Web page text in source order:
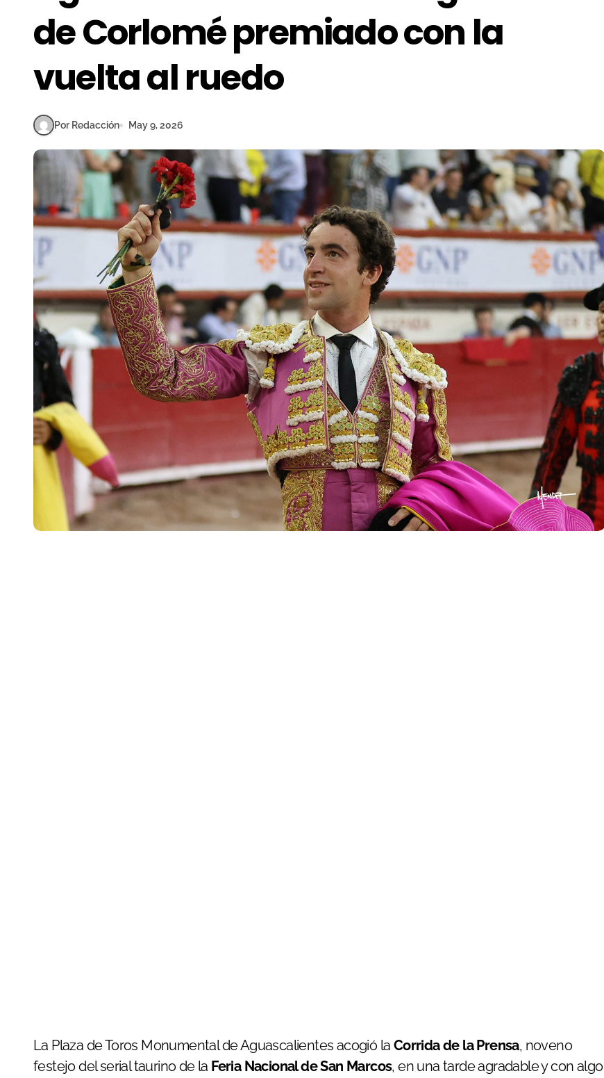
de Corlomé premiado con la
vuelta al ruedo
Por Redacción May 9, 2026
La Plaza de Toros Monumental de Aguascalientes acogió la Corrida de la Prensa, noveno
festejo del serial taurino de la Feria Nacional de San Marcos, en una tarde agradable y con algo